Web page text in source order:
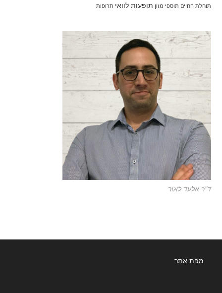
תוחלת החיים תוספי מזון תופעות לוואי תרופות
ד"ר אלעד לאור
מפת אתר